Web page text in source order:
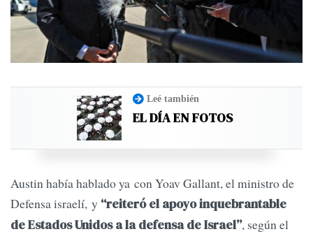
Leé también
EL DÍA EN FOTOS
Austin había hablado ya con Yoav Gallant, el ministro de
Defensa israelí, y “reiteró el apoyo inquebrantable
de Estados Unidos a la defensa de Israel”, según el